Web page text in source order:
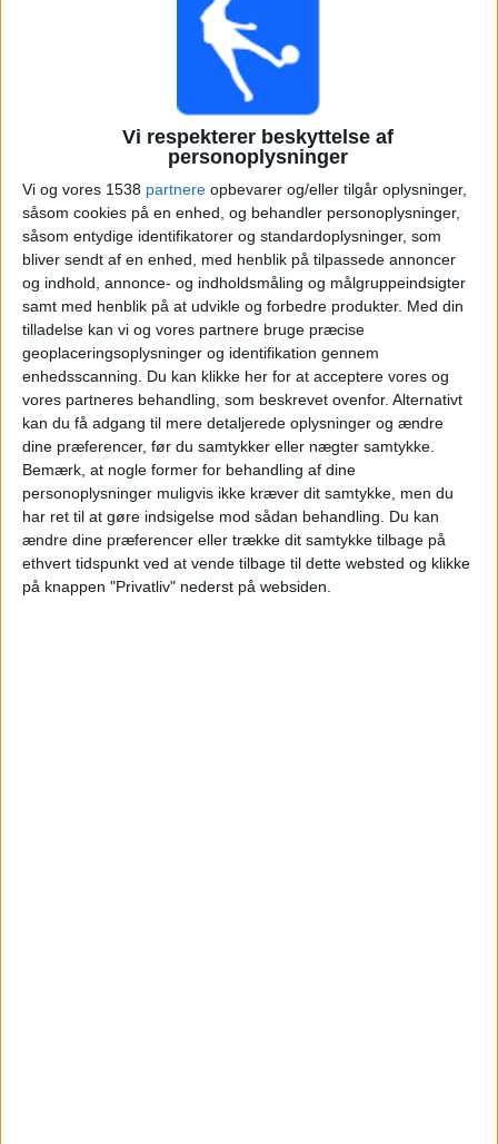
Vi respekterer beskyttelse af
personoplysninger
Vi og vores 1538 partnere opbevarer og/eller tilgår oplysninger,
såsom cookies på en enhed, og behandler personoplysninger,
såsom entydige identifikatorer og standardoplysninger, som
bliver sendt af en enhed, med henblik på tilpassede annoncer
og indhold, annonce- og indholdsmåling og målgruppeindsigter
samt med henblik på at udvikle og forbedre produkter. Med din
tilladelse kan vi og vores partnere bruge præcise
geoplaceringsoplysninger og identifikation gennem
enhedsscanning. Du kan klikke her for at acceptere vores og
vores partneres behandling, som beskrevet ovenfor. Alternativt
kan du få adgang til mere detaljerede oplysninger og ændre
dine præferencer, før du samtykker eller nægter samtykke.
Bemærk, at nogle former for behandling af dine
personoplysninger muligvis ikke kræver dit samtykke, men du
har ret til at gøre indsigelse mod sådan behandling.
Du kan
ændre dine præferencer eller trække dit samtykke tilbage på
ethvert tidspunkt ved at vende tilbage til dette websted og klikke
på knappen "Privatliv" nederst på websiden.
Quevilly Rouen
Paris 13 Atl.
FIFA+
19:30 Ligue 3
Aubagne FC
Caen
FIFA+
19:30 Ligue 3
Versailles
Stade Briochin
FIFA+
19:30 Ligue 3